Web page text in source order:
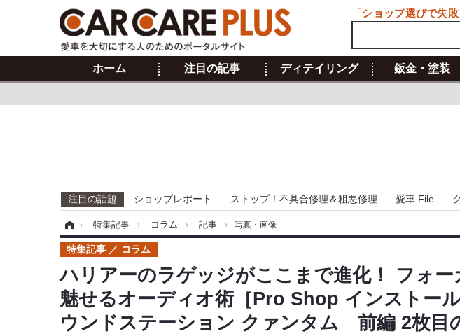
ホーム 注目の記事 ディテイリング 鈑金・塗装
注目の話題 ショップレポート ストップ！不具合修理＆粗悪修理 愛車 File
› 特集記事 › コラム › 記事 › 写真・画像
ハリアーのラゲッジがここまで進化！ フォ
魅せるオーディオ術［Pro Shop インストー
ウンドステーション クァンタム 前編 2枚目
特集記事 コラム
「ショップ選びで失